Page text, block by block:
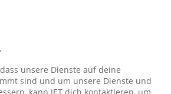
unsere Dienste auf deine
sind und um unsere Dienste und